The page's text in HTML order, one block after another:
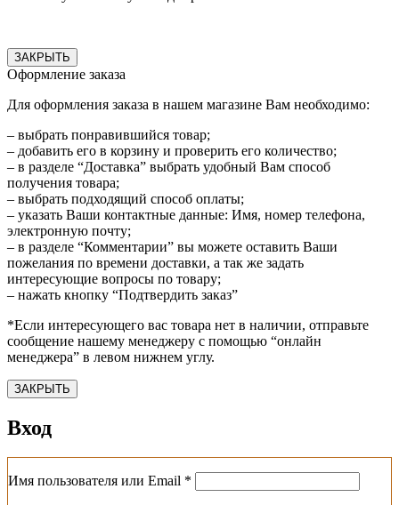
ЗАКРЫТЬ
Оформление заказа
Для оформления заказа в нашем магазине Вам необходимо:
– выбрать понравившийся товар;
– добавить его в корзину и проверить его количество;
– в разделе “Доставка” выбрать удобный Вам способ
получения товара;
– выбрать подходящий способ оплаты;
– указать Ваши контактные данные: Имя, номер телефона,
электронную почту;
– в разделе “Комментарии” вы можете оставить Ваши
пожелания по времени доставки, а так же задать
интересующие вопросы по товару;
– нажать кнопку “Подтвердить заказ”
*Если интересующего вас товара нет в наличии, отправьте
сообщение нашему менеджеру с помощью “онлайн
менеджера” в левом нижнем углу.
ЗАКРЫТЬ
Вход
Имя пользователя или Email *